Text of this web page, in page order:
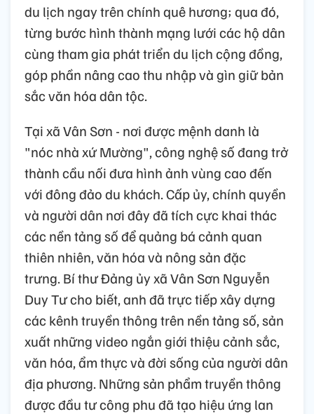
du lịch ngay trên chính quê hương; qua đó,
từng bước hình thành mạng lưới các hộ dân
cùng tham gia phát triển du lịch cộng đồng,
góp phần nâng cao thu nhập và gìn giữ bản
sắc văn hóa dân tộc.
Tại xã Vân Sơn - nơi được mệnh danh là
"nóc nhà xứ Mường", công nghệ số đang trở
thành cầu nối đưa hình ảnh vùng cao đến
với đông đảo du khách. Cấp ủy, chính quyền
và người dân nơi đây đã tích cực khai thác
các nền tảng số để quảng bá cảnh quan
thiên nhiên, văn hóa và nông sản đặc
trưng. Bí thư Đảng ủy xã Vân Sơn Nguyễn
Duy Tư cho biết, anh đã trực tiếp xây dựng
các kênh truyền thông trên nền tảng số, sản
xuất những video ngắn giới thiệu cảnh sắc,
văn hóa, ẩm thực và đời sống của người dân
địa phương. Những sản phẩm truyền thông
được đầu tư công phu đã tạo hiệu ứng lan